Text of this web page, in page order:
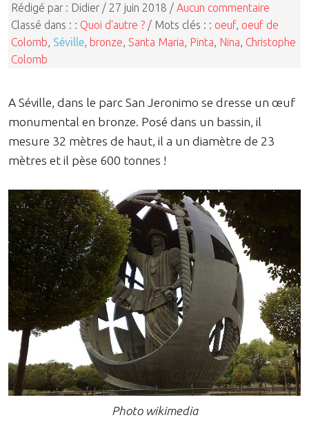
Rédigé par : Didier / 27 juin 2018 / Aucun commentaire
Classé dans : : Quoi d'autre ? / Mots clés : : oeuf, oeuf de
Colomb Séville bronze Santa Maria Pinta Nina Christophe
Colomb
A Séville, dans le parc San Jeronimo se dresse un œuf
monumental en bronze. Posé dans un bassin, il
mesure 32 mètres de haut, il a un diamètre de 23
mètres et il pèse 600 tonnes !
Photo wikimedia